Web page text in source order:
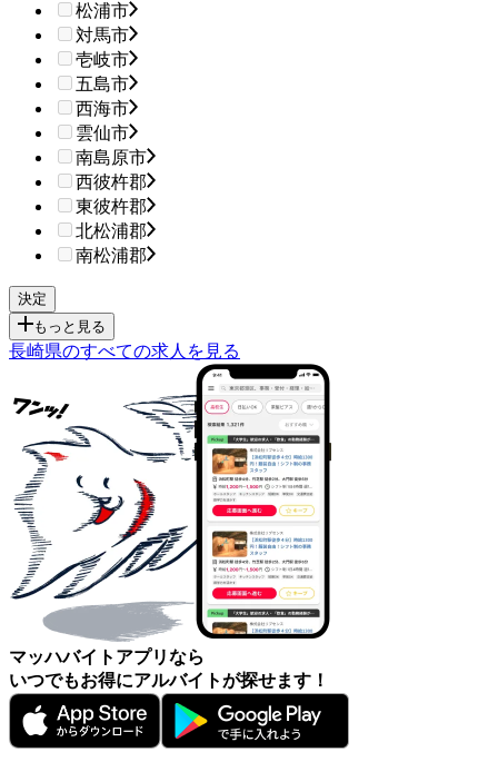
松浦市
対馬市
壱岐市
五島市
西海市
雲仙市
南島原市
西彼杵郡
東彼杵郡
北松浦郡
南松浦郡
もっと見る
長崎県のすべての求人を見る
マッハバイトアプリなら
いつでもお得にアルバイトが探せます！